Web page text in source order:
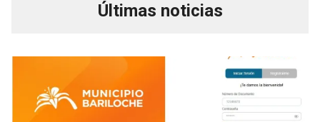
Últimas noticias